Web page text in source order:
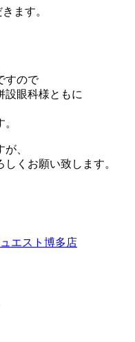
ます。
すので
設眼科様ともに
、
くお願い致します。
エスト博多店